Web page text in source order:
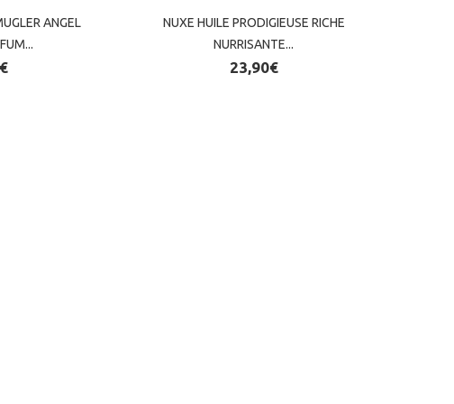
ANGEL
ANGEL
NUXE HUILE PRODIGIEUSE RICHE
NURRISANTE...
23,90€
NUXE HUILE PRODIGIEUSE RICHE
NURRISANTE...
23,90€